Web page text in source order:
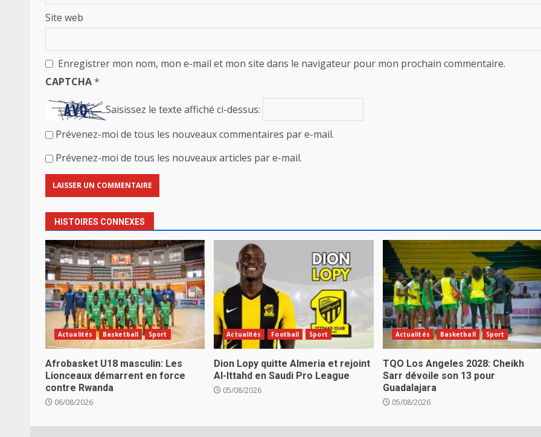
Site web
Enregistrer mon nom, mon e-mail et mon site dans le navigateur pour mon prochain commentaire.
CAPTCHA*
Saisissez le texte affiché ci-dessus:
Prévenez-moi de tous les nouveaux commentaires par e-mail.
Prévenez-moi de tous les nouveaux articles par e-mail.
HISTOIRES CONNEXES
Actualités Basketball Sport
Afrobasket U18 masculin: Les
Lionceaux démarrent en force
contre Rwanda
06/08/2026
Actualités Football Sport
Dion Lopy quitte Almeria et rejoint
Al-Ittahd en Saudi Pro League
05/08/2026
Actualités Basketball Sport
TQO Los Angeles 2028: Cheikh
Sarr dévoile son 13 pour
Guadalajara
05/08/2026